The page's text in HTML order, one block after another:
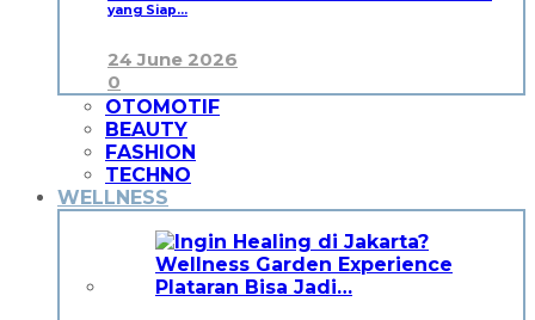
yang Siap…
24 June 2026
0
OTOMOTIF
BEAUTY
FASHION
TECHNO
WELLNESS